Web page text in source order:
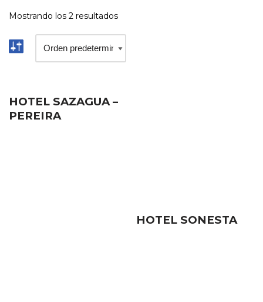
Mostrando los 2 resultados
HOTEL SAZAGUA –
PEREIRA
HOTEL SONESTA